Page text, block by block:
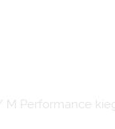
M Performance